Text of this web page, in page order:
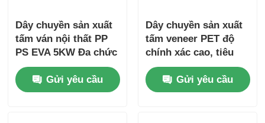
Dây chuyền sản xuất
tấm ván nội thất PP
PS EVA 5KW Đa chức
năng 1200mm
1400mmGửi yêu cầu
Dây chuyền sản xuất
tấm veneer PET độ
chính xác cao, tiêu
thụ điện năng thấp
600kg/h 800kg/h
Gửi yêu cầu